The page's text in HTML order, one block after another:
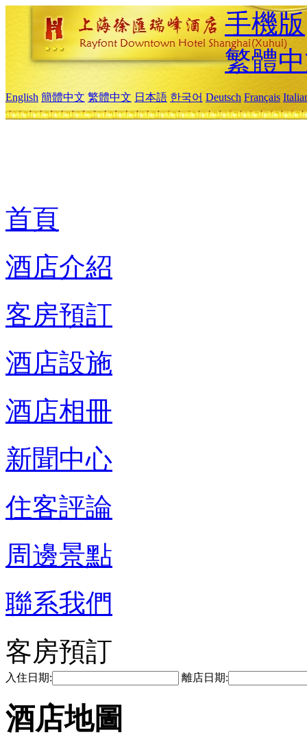
手機版
繁體
English 簡體中文 繁體中文 日本語 한국어 Deutsch Français
首頁
酒店介紹
客房預訂
酒店設施
酒店相冊
新聞中心
住客評論
周邊景點
聯系我們
客房預訂
入住日期: 離店日期:
酒店地圖